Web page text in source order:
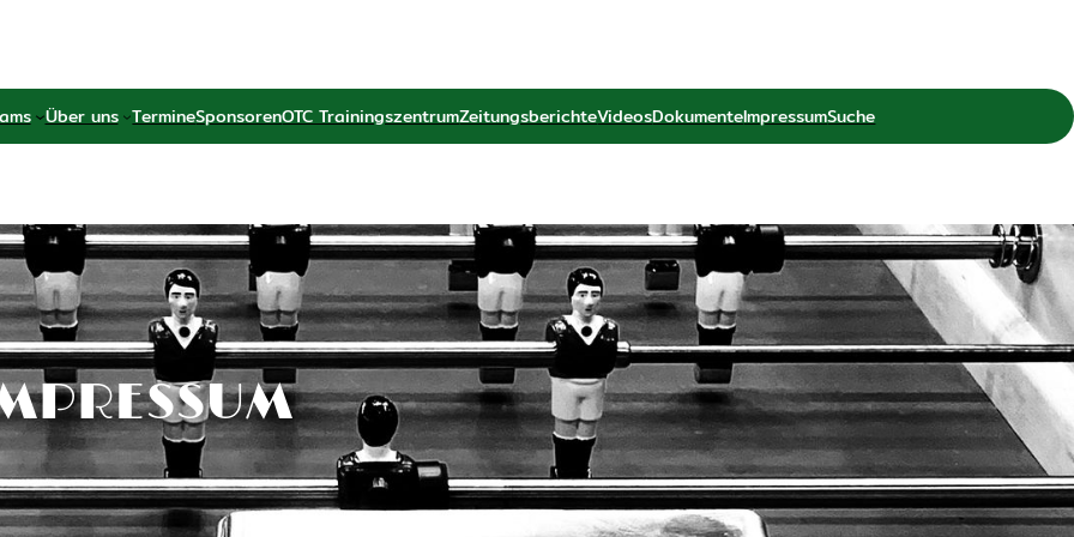
Über uns TermineSponsorenOTC TrainingszentrumZeitungsberichteVideosDokumenteImpressumSuche